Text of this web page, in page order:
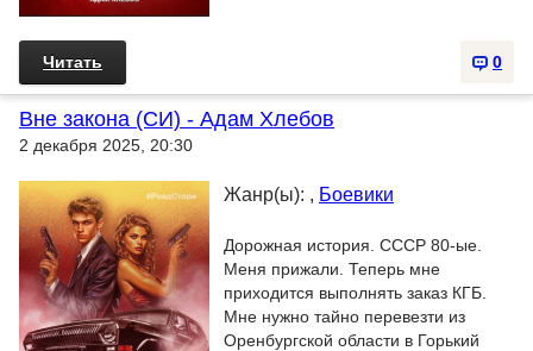
0
Читать
Вне закона (СИ) - Адам Хлебов
2 декабря 2025, 20:30
Жанр(ы): , Боевики
Дорожная история. СССР 80-ые.
Меня прижали. Теперь мне
приходится выполнять заказ КГБ.
Мне нужно тайно перевезти из
Оренбургской области в Горький